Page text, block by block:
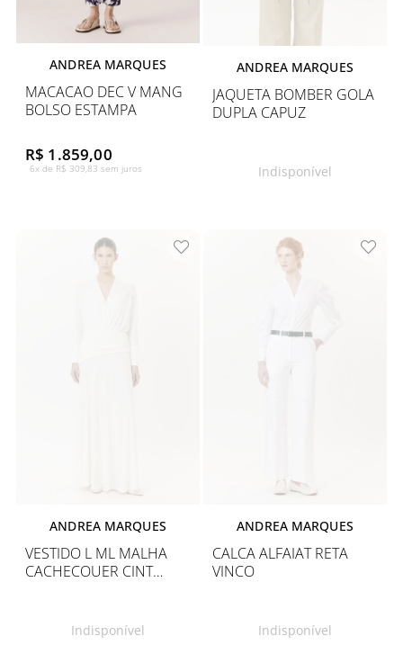
ANDREA MARQUES
MACACAO DEC V MANG
BOLSO ESTAMPA
R$ 1.859,00
6x de R$ 309,83 sem juros
ANDREA MARQUES
JAQUETA BOMBER GOLA
DUPLA CAPUZ
Indisponível
ANDREA MARQUES
VESTIDO L ML MALHA
CACHECOUER CINT
Indisponível
ANDREA MARQUES
CALCA ALFAIAT RETA
VINCO
Indisponível